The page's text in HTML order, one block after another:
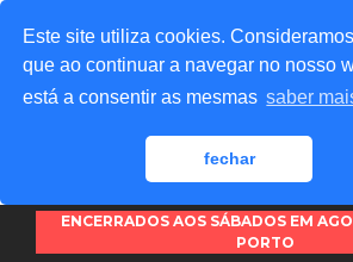
Este site utiliza cookies.
que ao continuar a navegar no nosso
está a consentir as mesmas saber
fechar
ENCERRADOS AOS SÁBADOS EM
PORTO